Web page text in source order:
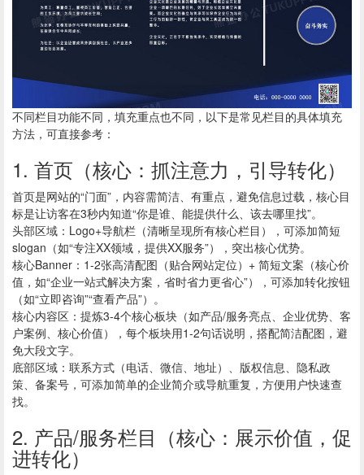
不同栏目功能不同，填充重点也不同，以下是常见栏目的具体填充
方法，可直接参考：
1. 首页（核心：抓注意力，引导转化）
首页是网站的“门面”，内容需简洁、有重点，避免信息过载，核心目
标是让访客在3秒内知道“你是谁、能提供什么、该去哪里找”。
头部区域：Logo+导航栏（清晰呈现所有核心栏目），可添加简短
slogan（如“专注XX领域，提供XX服务”），突出核心优势。
核心Banner：1-2张高清配图（贴合网站定位）+ 简短文案（核心价
值，如“企业一站式解决方案，省时省力更省心”），可添加转化按钮
（如“立即咨询”“查看产品”）。
核心内容区：提炼3-4个核心板块（如产品/服务亮点、企业优势、客
户案例、核心价值），每个板块用1-2句话说明，搭配简洁配图，避
免大段文字。
底部区域：联系方式（电话、微信、地址）、版权信息、隐私政
策、备案号，可添加简单的企业简介或导航重复，方便用户快速查
找。
2. 产品/服务栏目（核心：展示价值，促
进转化）